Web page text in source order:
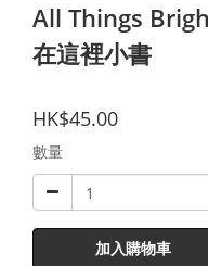
All Things
在這裡小書
HK$45.00
數量
加入購物車